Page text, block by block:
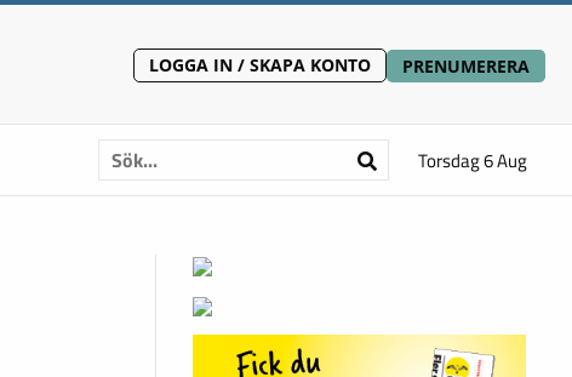
LOGGA IN / SKAPA KONTO PRENUMERERA
Torsdag 6 Aug